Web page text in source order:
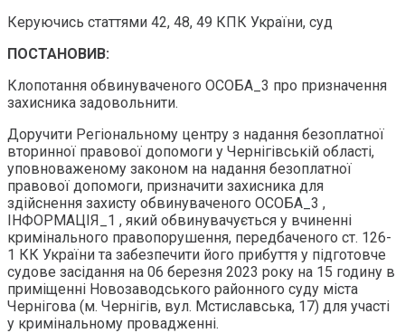
Керуючись статтями 42, 48, 49 КПК України, суд
ПОСТАНОВИВ:
Клопотання обвинуваченого ОСОБА_3 про призначення
захисника задовольнити.
Доручити Регіональному центру з надання безоплатної
вторинної правової допомоги у Чернігівській області,
уповноваженому законом на надання безоплатної
правової допомоги, призначити захисника для
здійснення захисту обвинуваченого ОСОБА_3 ,
ІНФОРМАЦІЯ_1 , який обвинувачується у вчиненні
кримінального правопорушення, передбаченого ст. 126-
1 КК України та забезпечити його прибуття у підготовче
судове засідання на 06 березня 2023 року на 15 годину в
приміщенні Новозаводського районного суду міста
Чернігова (м. Чернігів, вул. Мстиславська, 17) для участі
у кримінальному провадженні.